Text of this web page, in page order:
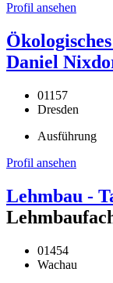
Profil ansehen
Daniel
01157
Dresden
Ausführung
Profil ansehen
Lehmbau -
01454
Wachau